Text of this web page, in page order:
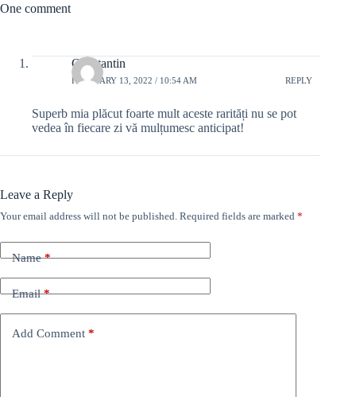
One comment
Constantin
FEBRUARY 13, 2022 / 10:54 AM REPLY
Superb mia plăcut foarte mult aceste rarități nu se pot
vedea în fiecare zi vă mulțumesc anticipat!
Leave a Reply
Your email address will not be published. Required fields are marked *
Name*
Email*
Add Comment *